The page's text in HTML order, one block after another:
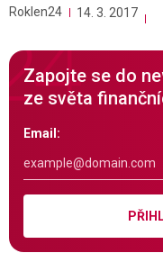
Roklen24 14. 3. 2017
Zapojte se do
ze světa
Email: